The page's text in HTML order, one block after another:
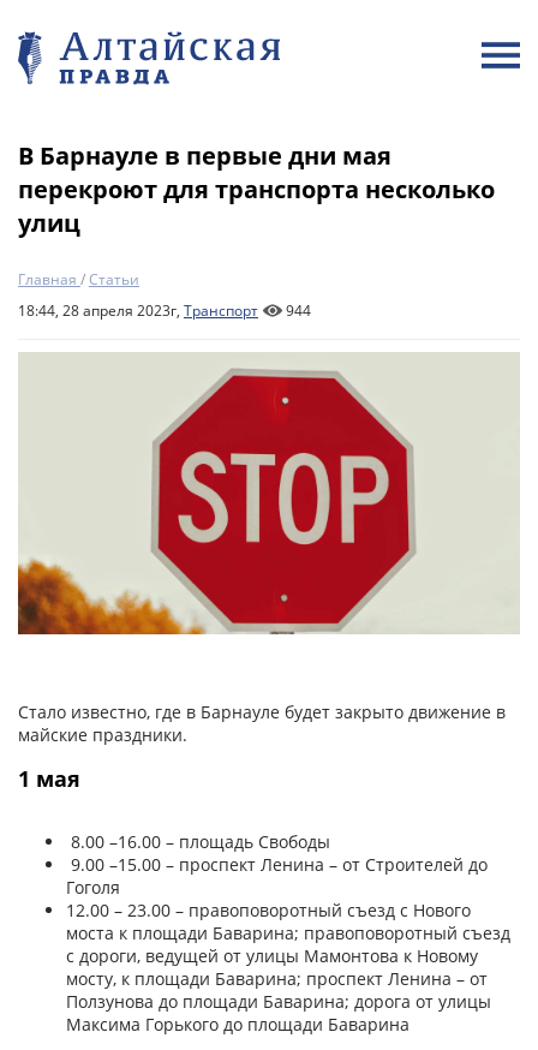
В Барнауле в первые дни мая
перекроют для транспорта несколько
улиц
Главная /Статьи
18:44, 28 апреля 2023г, Транспорт 944
Стало известно, где в Барнауле будет закрыто движение в
майские праздники.
1 мая
8.00 –16.00 – площадь Свободы
9.00 –15.00 – проспект Ленина – от Строителей до
Гоголя
12.00 – 23.00 – правоповоротный съезд с Нового
моста к площади Баварина; правоповоротный съезд
с дороги, ведущей от улицы Мамонтова к Новому
мосту, к площади Баварина; проспект Ленина – от
Ползунова до площади Баварина; дорога от улицы
Максима Горького до площади Баварина